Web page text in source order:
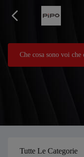
Tutte Le Categorie